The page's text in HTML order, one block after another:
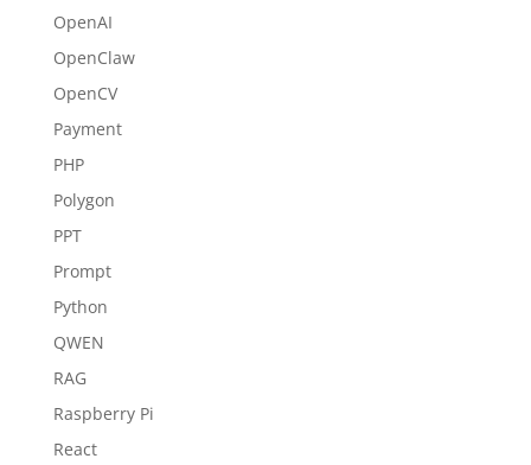
OpenAI
OpenClaw
OpenCV
Payment
PHP
Polygon
PPT
Prompt
Python
QWEN
RAG
Raspberry Pi
React